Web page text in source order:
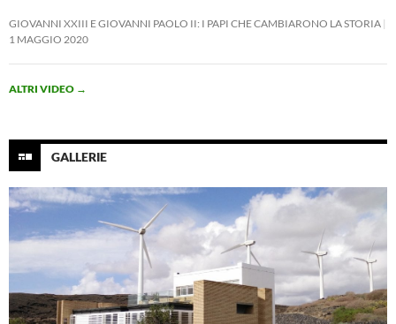
GIOVANNI XXIII E GIOVANNI PAOLO II: I PAPI CHE CAMBIARONO LA STORIA
1 MAGGIO 2020
ALTRI VIDEO →
GALLERIE